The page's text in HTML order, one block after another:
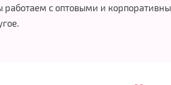
с оптовыми и